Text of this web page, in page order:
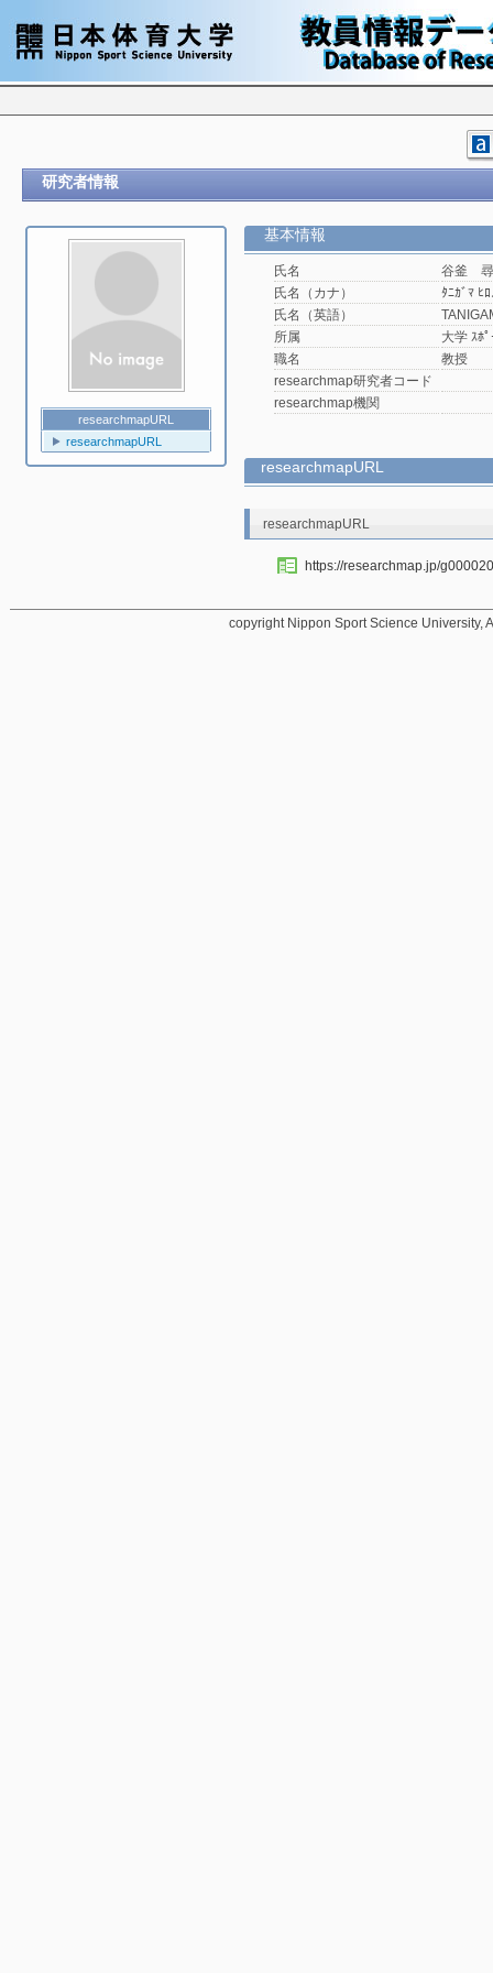
研究者情報
researchmapURL
researchmapURL
基本情報
氏名
谷釜
氏名（カナ）
ﾀﾆｶﾞﾏ ﾋ
氏名（英語）
所属
大学 ｽﾎ
職名
教授
researchmap研究者コード
researchmap機関
researchmapURL
researchmapURL
https://researchmap.jp/